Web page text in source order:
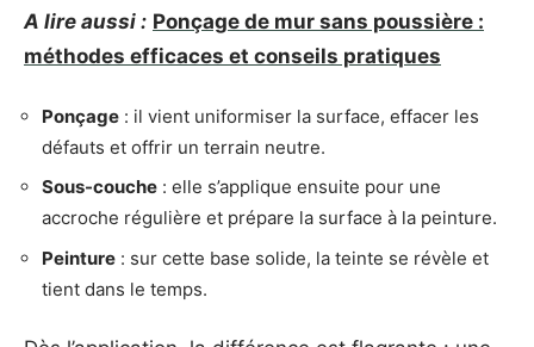
A lire aussi : Ponçage de mur sans poussière :
méthodes efficaces et conseils pratiques
Ponçage : il vient uniformiser la surface, effacer les
défauts et offrir un terrain neutre.
Sous-couche : elle s’applique ensuite pour une
accroche régulière et prépare la surface à la peinture.
Peinture : sur cette base solide, la teinte se révèle et
tient dans le temps.